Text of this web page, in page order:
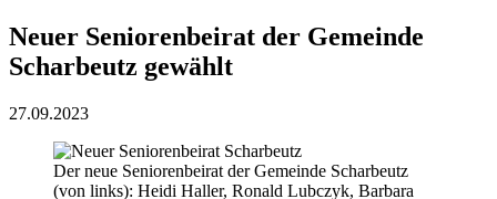
Neuer Seniorenbeirat der Gemeinde
Scharbeutz gewählt
27.09.2023
Der neue Seniorenbeirat der Gemeinde Scharbeutz
(von links): Heidi Haller, Ronald Lubczyk, Barbara